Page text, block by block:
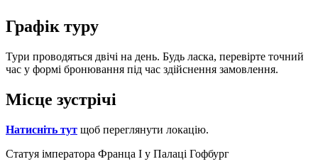
Графік туру
Тури проводяться двічі на день. Будь ласка, перевірте точний
час у формі бронювання під час здійснення замовлення.
Місце зустрічі
Натисніть тут щоб переглянути локацію.
Статуя імператора Франца I у Палаці Гофбург